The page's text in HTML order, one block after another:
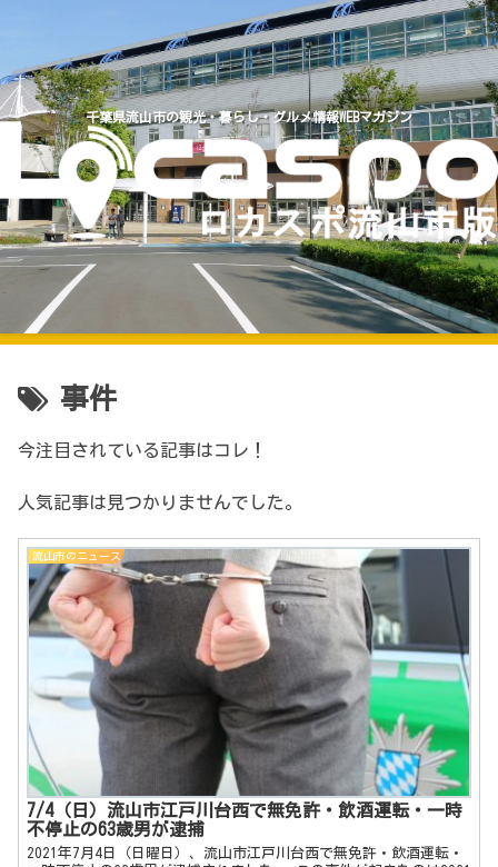
千葉県流山市の観光・暮らし・グルメ情報WEBマガジン
事件
今注目されている記事はコレ！
人気記事は見つかりませんでした。
流山市のニュース
7/4（日）流山市江戸川台西で無免許・飲酒運転・一時
不停止の63歳男が逮捕
2021年7月4日（日曜日）、流山市江戸川台西で無免許・飲酒運転・